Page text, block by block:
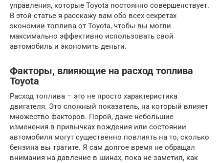
управления, которые Toyota постоянно совершенствует.
В этой статье я расскажу вам обо всех секретах
экономии топлива от Toyota, чтобы вы могли
максимально эффективно использовать свой
автомобиль и экономить деньги.
Факторы, влияющие на расход топлива
Toyota
Расход топлива – это не просто характеристика
двигателя. Это сложный показатель, на который влияет
множество факторов. Порой, даже небольшие
изменения в привычках вождения или состоянии
автомобиля могут существенно повлиять на то, сколько
бензина вы тратите. Я сам долгое время не обращал
внимания на давление в шинах, пока не заметил, как